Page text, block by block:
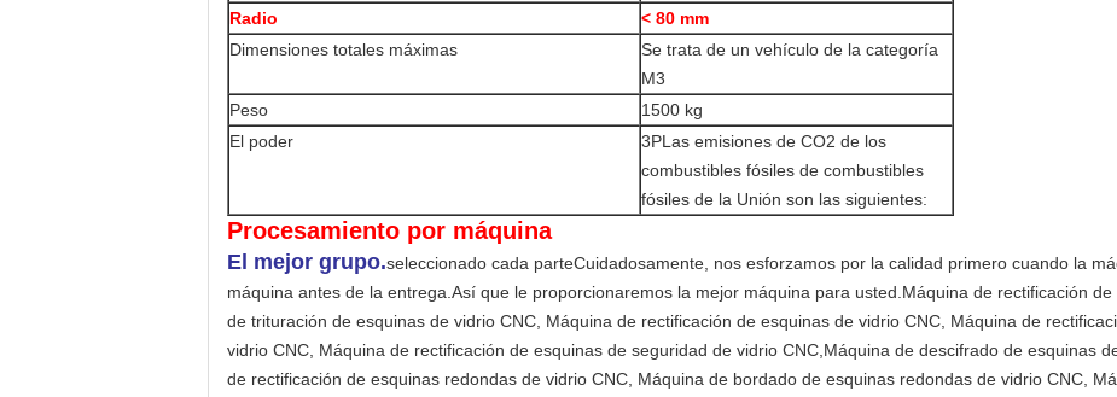
Radio
< 80 mm
Dimensiones totales máximas
Se trata de un vehículo de la categoría
M3
Peso
1500 kg
El poder
3PLas emisiones de CO2 de los
combustibles fósiles de combustibles
fósiles de la Unión son las siguientes:
Procesamiento por máquina
El mejor grupo.seleccionado cada parteCuidadosamente, nos esforzamos por la calidad primero cuando la
máquina antes de la entrega. Así que le proporcionaremos la mejor máquina para usted. Máquina de rectificación
de trituración de esquinas de vidrio CNC, Máquina de rectificación de esquinas de vidrio CNC, Máquina de
vidrio CNC, Máquina de rectificación de esquinas de seguridad de vidrio CNC,Máquina de descifrado de esquinas
de rectificación de esquinas redondas de vidrio CNC, Máquina de bordado de esquinas redondas de vidrio CNC,